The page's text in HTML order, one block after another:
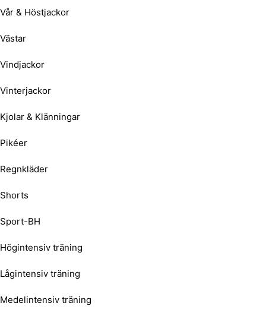
Vår & Höstjackor
Västar
Vindjackor
Vinterjackor
Kjolar & Klänningar
Pikéer
Regnkläder
Shorts
Sport-BH
Högintensiv träning
Lågintensiv träning
Medelintensiv träning